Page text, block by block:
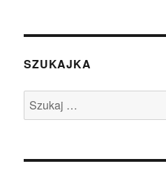
SZUKAJKA
Szukaj: